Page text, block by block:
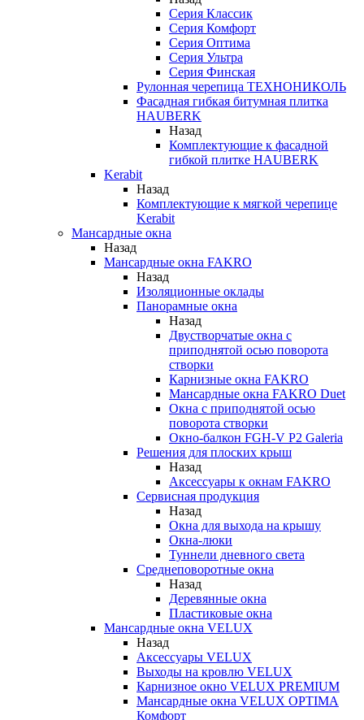
Серия Классик
Серия Комфорт
Серия Оптима
Серия Ультра
Серия Финская
Рулонная черепица ТЕХНОНИКОЛЬ
Фасадная гибкая битумная плитка
HAUBERK
Назад
Комплектующие к фасадной
гибкой плитке HAUBERK
Kerabit
Назад
Комплектующие к мягкой черепице
Kerabit
Мансардные окна
Назад
Мансардные окна FAKRO
Назад
Изоляционные оклады
Панорамные окна
Назад
Двустворчатые окна с
приподнятой осью поворота
створки
Карнизные окна FAKRO
Мансардные окна FAKRO Duet
Окна с приподнятой осью
поворота створки
Окно-балкон FGH-V P2 Galeria
Решения для плоских крыш
Назад
Аксессуары к окнам FAKRO
Сервисная продукция
Назад
Окна для выхода на крышу
Окна-люки
Туннели дневного света
Среднеповоротные окна
Назад
Деревянные окна
Пластиковые окна
Мансардные окна VELUX
Назад
Аксессуары VELUX
Выходы на кровлю VELUX
Карнизное окно VELUX PREMIUM
Мансардные окна VELUX OPTIMA
Комфорт